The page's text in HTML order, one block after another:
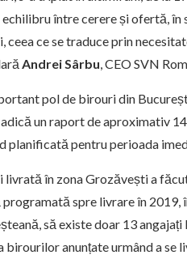
între cerere și ofertă, în
ce se traduce prin
Andrei Sârbu , CEO SVN
pol de birouri din
un raport de aproximativ
planificată pentru perioada
în zona Grozăvești a
spre livrare în 2019,
să existe doar 13 angajați
anunțate urmând a se